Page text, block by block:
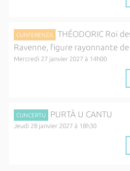
CUNFERENZA
THÉODORIC Roi
Ravenne, figure rayonnante
Mercredi 27 janvier 2027 à 14h00
CUNCERTU PURTÀ U CANTU
Jeudi 28 janvier 2027 à 18h30